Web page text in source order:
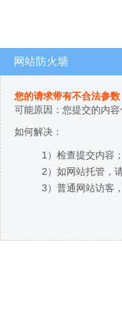
网站防火墙
您的请求带有不合法参
可能原因：您提交的内
如何解决：
1）检查提交内容；
2）如网站托管，
3）普通网站访客